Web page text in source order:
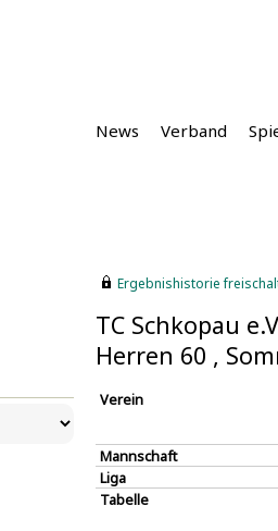
News Verband
Ergebnishistorie
TC Schkopau
Herren 60 ,
Verein
Mannschaft
Liga
Tabelle